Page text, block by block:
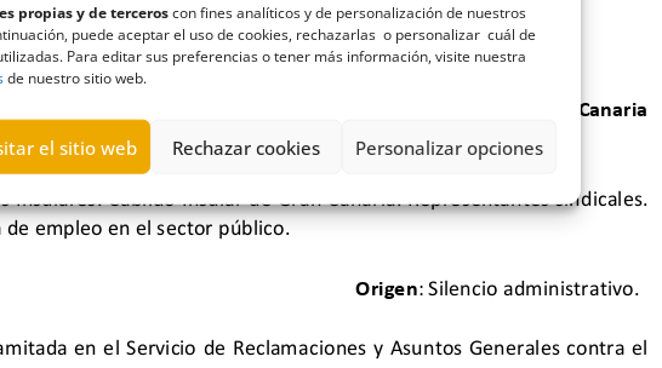
propias y de terceroscon fines analíticos y de personalización de nuestros
puede aceptar el uso de cookies, rechazarlas o personalizar cuál de
Para editar sus preferencias o tener más información, visite nuestra
de nuestro sitio web.
el sitio web Rechazar cookies Personalizar opciones